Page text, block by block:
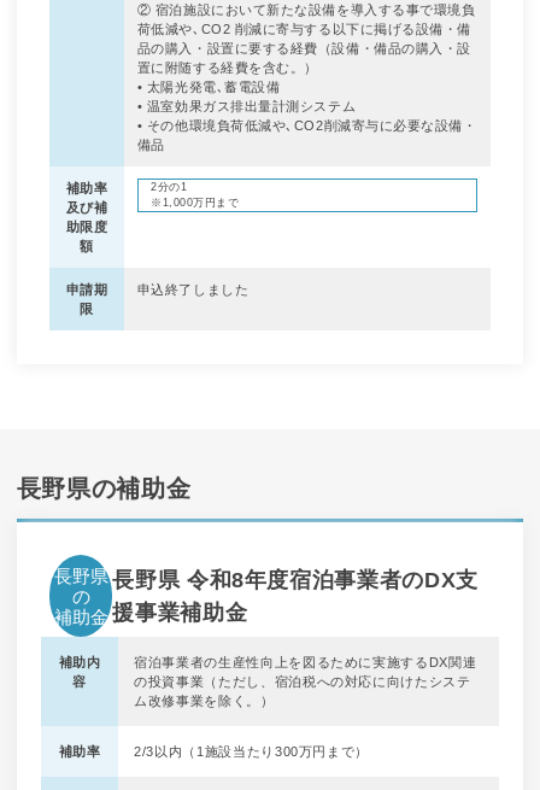
② 宿泊施設において新たな設備を導入する事で環境負
荷低減や､CO2 削減に寄与する以下に掲げる設備・備
品の購入・設置に要する経費（設備・備品の購入・設
置に附随する経費を含む。）
• 太陽光発電､蓄電設備
• 温室効果ガス排出量計測システム
• その他環境負荷低減や､CO2削減寄与に必要な設備・
備品
補助率
及び補
助限度
額
2分の1
※1,000万円まで
申請期
限
申込終了しました
長野県の補助金
長野県
の
補助金
長野県 令和8年度宿泊事業者のDX支
援事業補助金
補助内
容
宿泊事業者の生産性向上を図るために実施するDX関連
の投資事業（ただし、宿泊税への対応に向けたシステ
ム改修事業を除く。）
補助率 2/3以内（1施設当たり300万円まで）